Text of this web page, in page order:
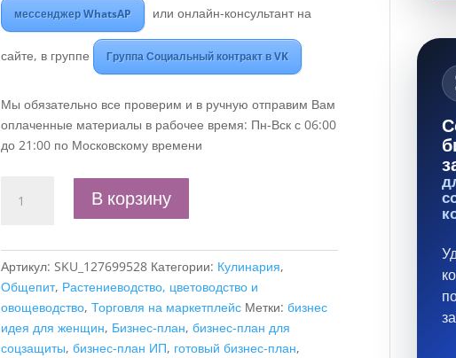
мессенджер WhatsAP или онлайн-консультант на
сайте, в группе Группа Социальный контракт в VK
Мы обязательно все проверим и в ручную отправим Вам
оплаченные материалы в рабочее время: Пн-Вск с 06:00
до 21:00 по Московскому времени
товара
план
"Производство
натуральных
фруктовых
чипсов
и
В корзину
Артикул: SKU_127699528 Категории: Кулинария,
Общепит, Растениеводство, цветоводство и
овощеводство,Торговля на маркетплейс Метки:бизнес
идея для женщин, Бизнес-план,бизнес-план для
соцзащиты,бизнес-план ИП, готовый бизнес-план,